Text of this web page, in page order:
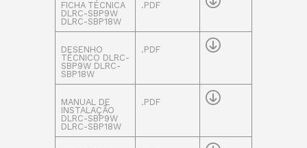
FICHA TÉCNICA
DLRC-SBP9W
DLRC-SBP18W
.PDF
DESENHO
TÉCNICO DLRC-
SBP9W DLRC-
SBP18W
.PDF
MANUAL DE
INSTALAÇÃO
DLRC-SBP9W
DLRC-SBP18W
.PDF